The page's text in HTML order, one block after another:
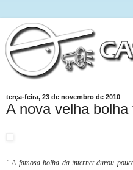
terça-feira, 23 de novembro de 2010
A nova velha
" A famosa bolha da internet durou